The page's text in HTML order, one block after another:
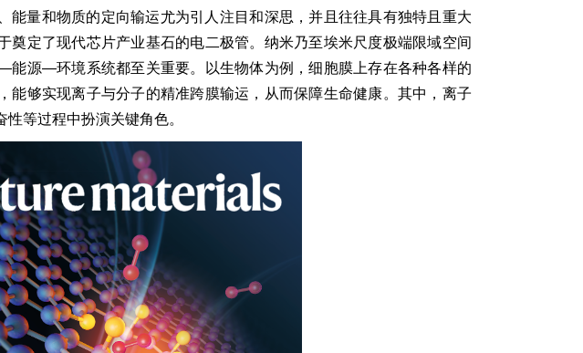
能量和物质的定向输运尤为引人注目和深思，并且往往具有独特且重大
奠定了现代芯片产业基石的电二极管。纳米乃至埃米尺度极端限域空间
能源—环境系统都至关重要。以生物体为例，细胞膜上存在各种各样的
能够实现离子与分子的精准跨膜输运，从而保障生命健康。其中，离子
等过程中扮演关键角色。